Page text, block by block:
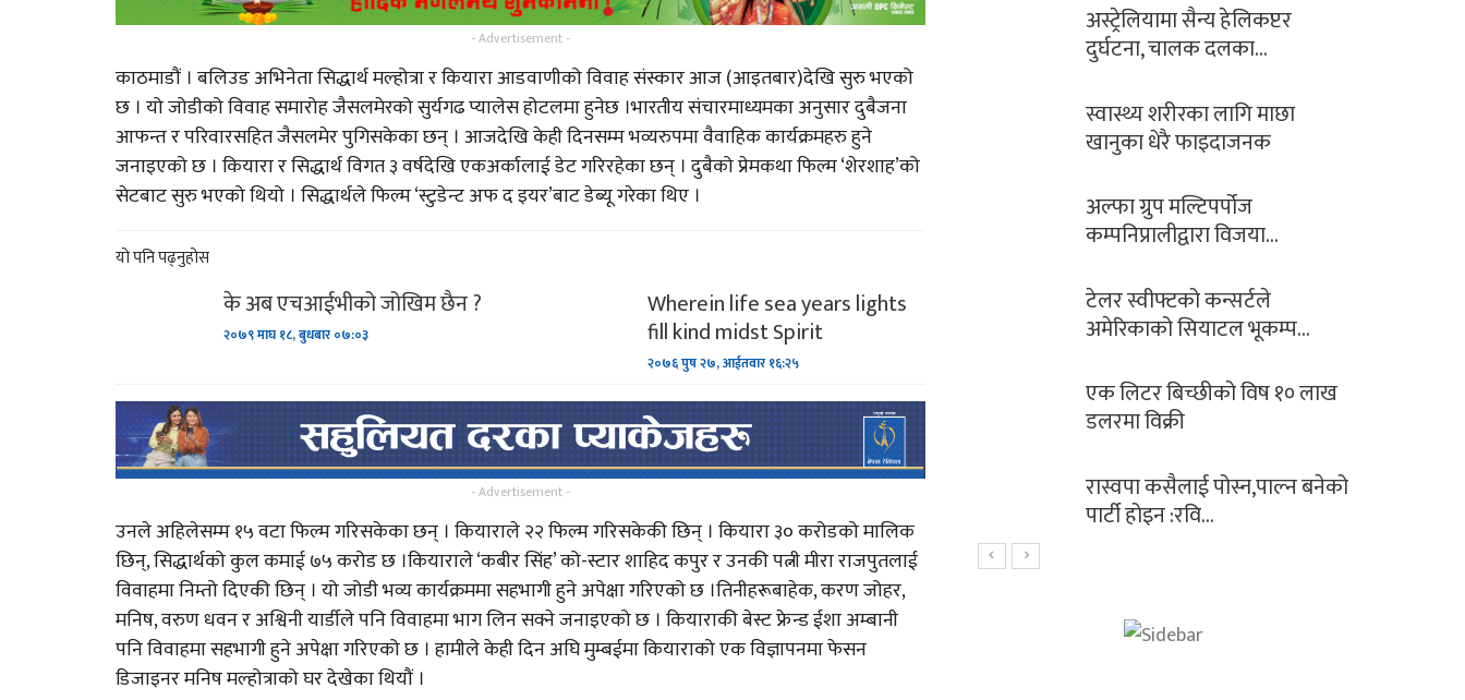
- Advertisement -
काठमाडौं । बलिउड अभिनेता सिद्धार्थ मल्होत्रा र कियारा आडवाणीको विवाह संस्कार आज (आइतबार)देखि सुरु भएको
छ । यो जोडीको विवाह समारोह जैसलमेरको सुर्यगढ प्यालेस होटलमा हुनेछ ।भारतीय संचारमाध्यमका अनुसार दुबैजना
आफन्त र परिवारसहित जैसलमेर पुगिसकेका छन् । आजदेखि केही दिनसम्म भव्यरुपमा वैवाहिक कार्यक्रमहरु हुने
जनाइएको छ । कियारा र सिद्धार्थ विगत ३ वर्षदेखि एकअर्कालाई डेट गरिरहेका छन् । दुबैको प्रेमकथा फिल्म ‘शेरशाह’को
सेटबाट सुरु भएको थियो । सिद्धार्थले फिल्म ‘स्टुडेन्ट अफ द इयर’बाट डेब्यू गरेका थिए ।
यो पनि पढ्नुहोस
के अब एचआईभीको जोखिम छैन ?
२०७९ माघ १८, बुधबार ०७:०३
Wherein life sea years lights
fill kind midst Spirit
२०७६ पुष २७, आईतवार १६:२५
- Advertisement -
उनले अहिलेसम्म १५ वटा फिल्म गरिसकेका छन् । कियाराले २२ फिल्म गरिसकेकी छिन् । कियारा ३० करोडको मालिक
छिन्, सिद्धार्थको कुल कमाई ७५ करोड छ ।कियाराले ‘कबीर सिंह’ को-स्टार शाहिद कपुर र उनकी पत्नी मीरा राजपुतलाई
विवाहमा निम्तो दिएकी छिन् । यो जोडी भव्य कार्यक्रममा सहभागी हुने अपेक्षा गरिएको छ ।तिनीहरूबाहेक, करण जोहर,
मनिष, वरुण धवन र अश्विनी यार्डीले पनि विवाहमा भाग लिन सक्ने जनाइएको छ । कियाराकी बेस्ट फ्रेन्ड ईशा अम्बानी
पनि विवाहमा सहभागी हुने अपेक्षा गरिएको छ । हामीले केही दिन अघि मुम्बईमा कियाराको एक विज्ञापनमा फेसन
डिजाइनर मनिष मल्होत्राको घर देखेका थियौं ।
आज सोमबार यसरी गर्नुहोस्
भगवान शिवको पुजा गर्दा नगर्नुहोस
यी १५ गल्ती !
सिसेक्पा कप २०८० फुटसल
भारतद्वारा नयाँ रकेट प्रक्षेपण
साबधान ! शनिबारको दिन भुलेर
पनि कहिल्यै नगर्नुहोस्…
महिना दिन नबित्दै उप्कियो
मध्यपहाडी लोकमार्गको…
गायक तथा संगीतकार मनिपाल
तामाङ कथानक चलचित्र ‘ङिङजे’
चलचित्रको ट्रेलर…
गायक तथा समाजसेवी बिश्नवराम
याक्थुङ र धर्म पिपासु ?
लिम्बु जातिको परम्परालाई
झल्काउदै चलचित्र सुगुपको…
तिनपटक सगरमाथा चढेका विजय
घिमिरेको अनुभव !
अस्ट्रेलियामा सैन्य हेलिकप्टर
दुर्घटना, चालक दलका…
स्वास्थ्य शरीरका लागि माछा
खानुका धेरै फाइदाजनक
अल्फा ग्रुप मल्टिपर्पोज
कम्पनिप्रालीद्वारा विजया…
टेलर स्वीफ्टको कन्सर्टले
अमेरिकाको सियाटल भूकम्प…
एक लिटर बिच्छीको विष १० लाख
डलरमा विक्री
रास्वपा कसैलाई पोस्न,पाल्न बनेको
पार्टी होइन :रवि…